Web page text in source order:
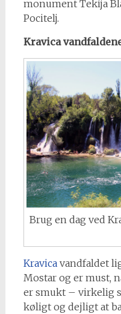
monument Tekija
Pocitelj.
Kravica
Brug en dag ved
Kravicavandfaldet
Mostar og er must,
er smukt – virkelig
køligt og dejligt at